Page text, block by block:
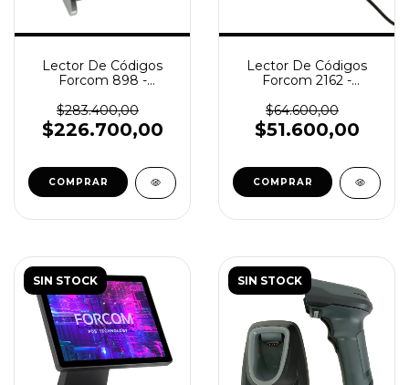
Lector De Códigos
Forcom 898 -
106843)
$283.400,00
$226.700,00
Lector De Códigos
Forcom 2162 -
106841)
$64.600,00
$51.600,00
SIN STOCK SIN STOCK